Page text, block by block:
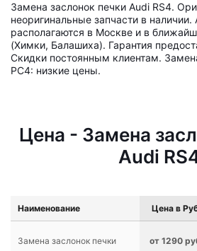
Замена заслонок печки Audi RS4.
неоригинальные запчасти в
располагаются в Москве и в
(Химки, Балашиха). Гарантия
Скидки постоянным клиентам.
РС4: низкие цены.
Цена - Замена
Audi
Наименование Цена в
Замена заслонок печки от 1290